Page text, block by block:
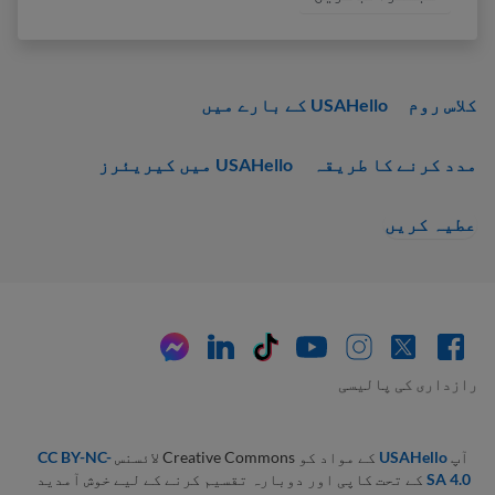
کلاس روم USAHello کے بارے میں
مدد کرنے کا طریقہ USAHello میں کیریئرز
عطیہ کریں
رازداری کی پالیسی
آپ USAHello کے مواد کو Creative Commons لائسنس
CC BY-NC-
SA 4.0 کے تحت کاپی اور دوبارہ تقسیم کرنے کے لیے خوش آمدید